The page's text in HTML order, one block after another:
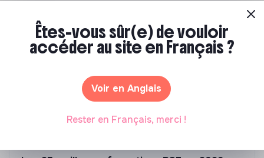
Êtes-vous sûr(e) de vouloir
accéder au site en Français ?
Voir en Anglais
Rester en Français, merci !